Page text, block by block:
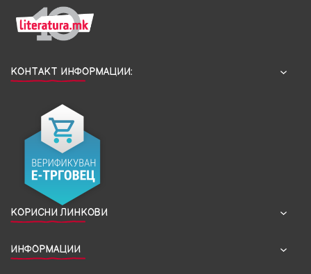
КОНТАКТ ИНФОРМАЦИИ:
КОРИСНИ ЛИНКОВИ
ИНФОРМАЦИИ